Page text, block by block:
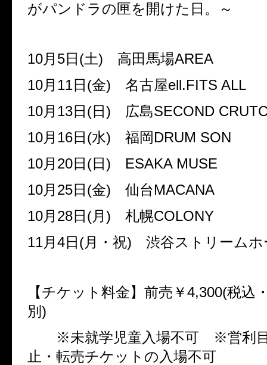
がパンドラの匣を開けた日。～
10月 5日 (土) 高田馬場AREA
10月 11日 (金) 名古屋ell.FITS ALL
10月 13日 (日 ) 広島SECOND
10月 16日 (水) 福岡 DRUM SON
10月 20日 (日 )
ESAKA MUSE
10月 25日 (金) 仙台MACANA
10月 28日 (月 ) 札幌COLONY
11月 4日 (月・祝) 渋谷ストリームホ
【チケット料金】前売￥4,300(税込
別 )
※未就学児童入場不可 ※営利目
止・転売チケットの入場不可